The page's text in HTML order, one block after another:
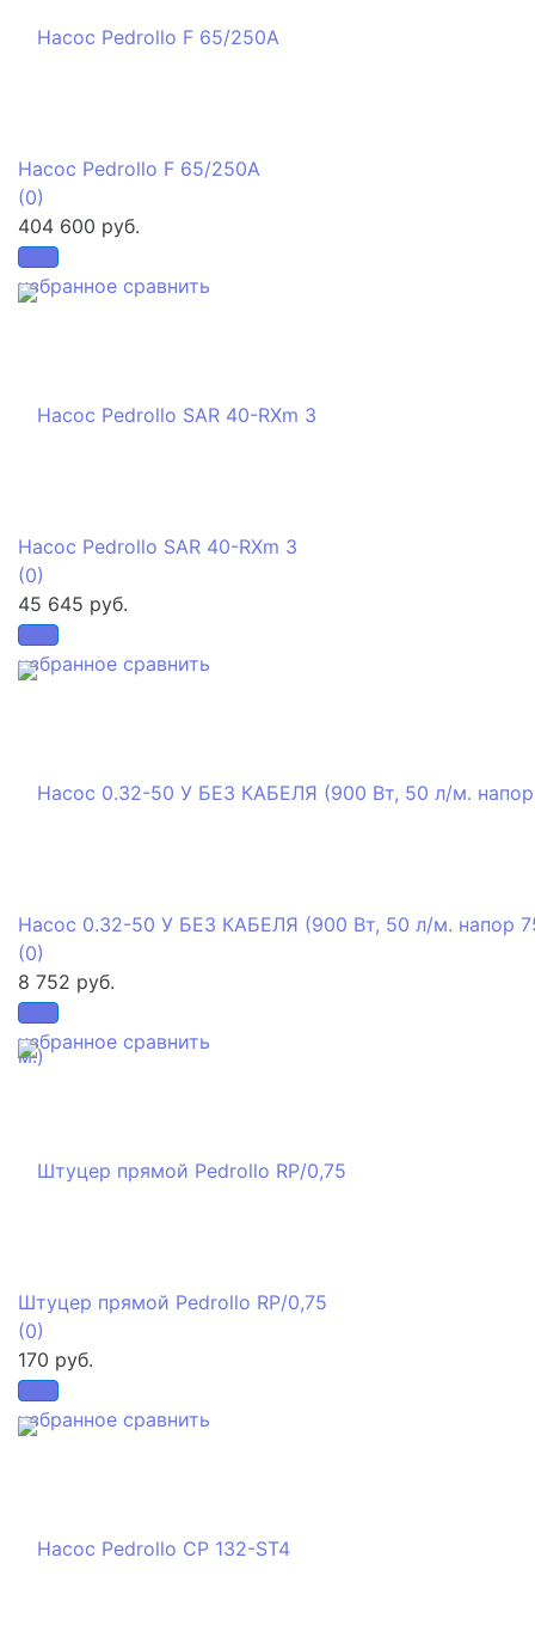
избранное сравнить
Насос Pedrollo F 65/250A
(0)
404 600 руб.
избранное сравнить
Насос Pedrollo SAR 40-RXm 3
(0)
45 645 руб.
избранное сравнить
Насос 0.32-50 У БЕЗ КАБЕЛЯ (900 Вт, 50 л/м. напор
(0)
8 752 руб.
избранное сравнить
Штуцер прямой Pedrollo RP/0,75
(0)
170 руб.